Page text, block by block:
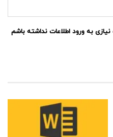
به ورود اطلاعات نداشته باشم